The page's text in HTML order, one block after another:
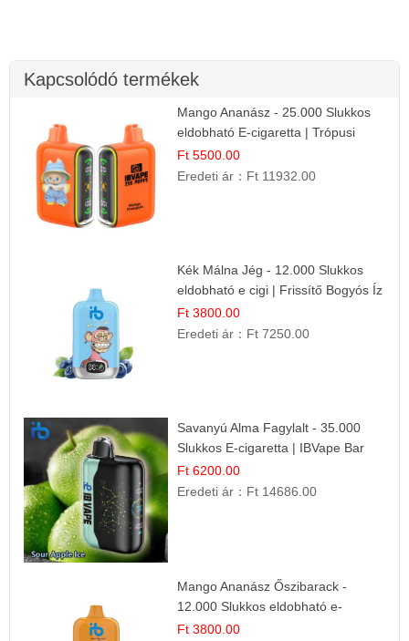
Kapcsolódó termékek
Mango Ananász - 25.000 Slukkos
eldobható E-cigaretta | Trópusi
Ízélmény
Ft 5500.00
Eredeti ár： Ft 11932.00
Kék Málna Jég - 12.000 Slukkos
eldobható e cigi | Frissítő Bogyós Íz
Ft 3800.00
Eredeti ár： Ft 7250.00
Savanyú Alma Fagylalt - 35.000
Slukkos E-cigaretta | IBVape Bar
Ft 6200.00
Eredeti ár： Ft 14686.00
Mango Ananász Őszibarack -
12.000 Slukkos eldobható e-
Cigaretta
Ft 3800.00